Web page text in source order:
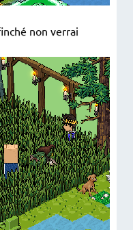
non verrai